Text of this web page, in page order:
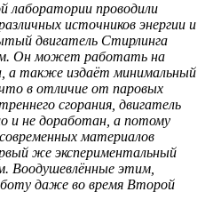
лаборатории проводили
источников энергии и
двигатель Стирлинга
Он может работать на
а также издаёт минимальный
в отличие от паровых
сгорания, двигатель
и не доработан, а потому
материалов
же экспериментальный
Воодушевлённые этим,
даже во время Второй